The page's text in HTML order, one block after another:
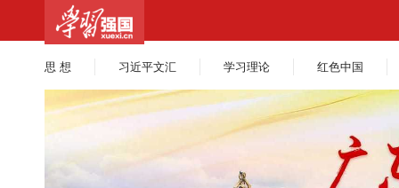
思 想 习近平文汇 学习理论 红色中国